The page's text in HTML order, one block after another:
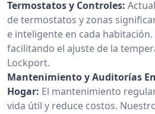
Termostatos y Controles:
de termostatos y zonas
e inteligente en cada
facilitando el ajuste de la
Lockport.
Mantenimiento y Auditorías
Hogar: El mantenimiento
vida útil y reduce costos.